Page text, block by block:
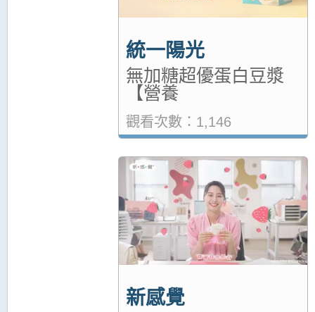
統一陽光
無加糖超優蛋白豆漿
【營養
觀看次數：1,146
新感覺